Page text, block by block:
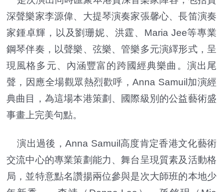
深聲樂家李源偉、大提琴演奏家張馨心、長笛演奏
家鍾卓輝，以及劉珊妮、洪霆、Maria Jee等專業
鋼琴伴奏，以聲樂、弦樂、管樂多元演繹形式，呈
現風格多元、內涵豐富的跨國經典樂曲。演出尾
聲，因應全場觀眾熱烈歡呼，Anna Samuil加演經
典曲目，為這場本港策劃、國際級別的公益藝術盛
事畫上完美句點。
演出過後，Anna Samuil高度肯定香港文化藝術
交流中心的專業策劃能力、舞台呈現質素及活動格
局，並特意點名讚揚兩位參與是次大師班的本地少